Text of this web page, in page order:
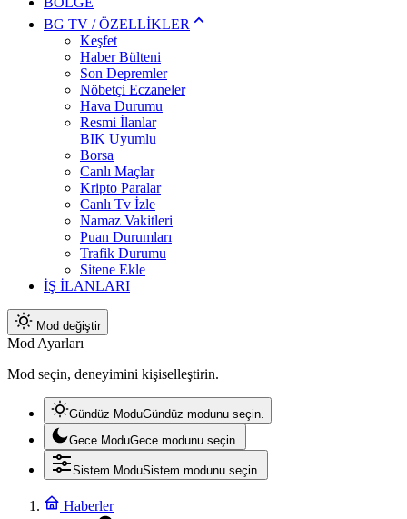
BG TV / ÖZELLİKLER
Keşfet
Haber Bülteni
Son Depremler
Nöbetçi Eczaneler
Hava Durumu
Resmi İlanlar
BIK Uyumlu
Borsa
Canlı Maçlar
Kripto Paralar
Canlı Tv İzle
Namaz Vakitleri
Puan Durumları
Trafik Durumu
Sitene Ekle
İŞ İLANLARI
Mod değiştir
Mod Ayarları
Mod seçin, deneyimini kişiselleştirin.
Gündüz ModuGündüz modunu seçin.
Gece ModuGece modunu seçin.
Sistem ModuSistem modunu seçin.
Haberler